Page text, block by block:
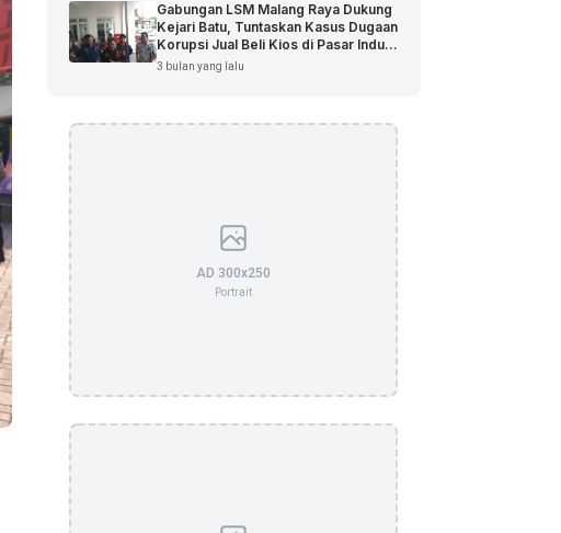
Gabungan LSM Malang Raya Dukung
Kejari Batu, Tuntaskan Kasus Dugaan
Korupsi Jual Beli Kios di Pasar Induk
Among Tani
3 bulan yang lalu
AD 300x250
Portrait